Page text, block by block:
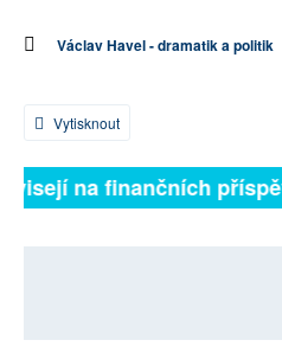
Václav Havel - dramatik a politik
Vytisknout
na finančních